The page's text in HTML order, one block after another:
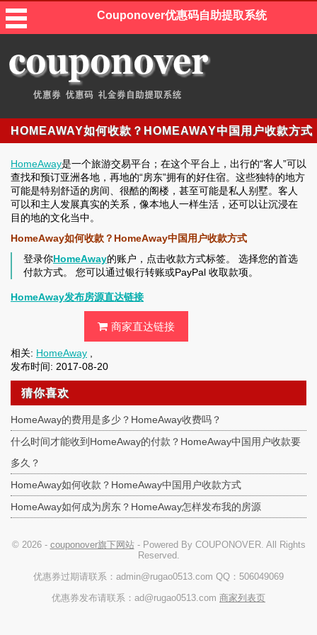
Couponover优惠码自助提取系统
HOMEAWAY如何收款？HOMEAWAY中国用户收款方式
HomeAway是一个旅游交易平台；在这个平台上，出行的“客人”可以
查找和预订亚洲各地，再地的“房东”拥有的好住宿。这些独特的地方
可能是特别舒适的房间、很酷的阁楼，甚至可能是私人别墅。客人
可以和主人发展真实的关系，像本地人一样生活，还可以让沉浸在
目的地的文化当中。
HomeAway如何收款？HomeAway中国用户收款方式
登录你HomeAway的账户，点击收款方式标签。 选择您的首选
付款方式。 您可以通过银行转账或PayPal 收取款项。
HomeAway发布房源直达链接
商家直达链接
相关: HomeAway
发布时间: 2017-08-20
猜你喜欢
HomeAway的费用是多少？HomeAway收费吗？
什么时间才能收到HomeAway的付款？HomeAway中国用户收款要
多久？
HomeAway如何收款？HomeAway中国用户收款方式
HomeAway如何成为房东？HomeAway怎样发布我的房源
© 2026 - couponover旗下网站- Powered By COUPONOVER. All Rights
Reserved.
优惠券过期请联系：admin@rugao0513.com QQ：506049069
优惠券发布请联系：ad@rugao0513.com 商家列表页